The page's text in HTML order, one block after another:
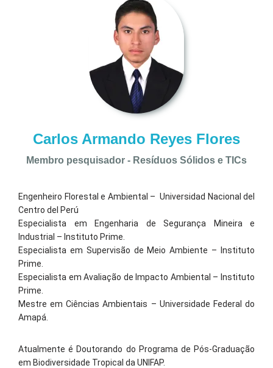
Carlos Armando Reyes Flores
Membro pesquisador - Resíduos Sólidos e TICs
Engenheiro Florestal e Ambiental – Universidad Nacional del
Centro del Perú
Especialista em Engenharia de Segurança Mineira e
Industrial – Instituto Prime.
Especialista em Supervisão de Meio Ambiente – Instituto
Prime.
Especialista em Avaliação de Impacto Ambiental – Instituto
Prime.
Mestre em Ciências Ambientais – Universidade Federal do
Amapá.
Atualmente é Doutorando do Programa de Pós-Graduação
em Biodiversidade Tropical da UNIFAP.